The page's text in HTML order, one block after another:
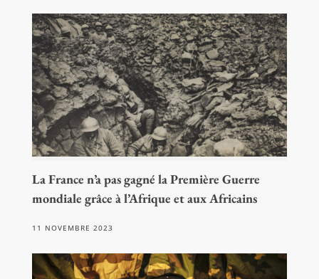
La France n’a pas gagné la Première Guerre
mondiale grâce à l’Afrique et aux Africains
11 NOVEMBRE 2023